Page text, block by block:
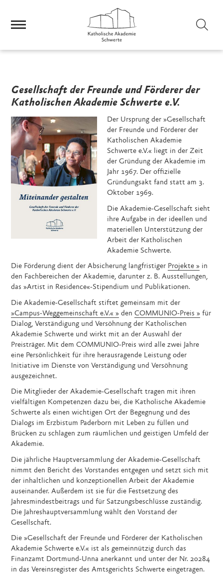
Gesellschaft der Freunde und Förderer der
Katholischen Akademie Schwerte e.V.
Der Ursprung der »Gesellschaft
der Freunde und Förderer der
Katholischen Akademie
Schwerte e.V.« liegt in der Zeit
der Gründung der Akademie im
Jahr 1967. Der offizielle
Gründungsakt fand statt am 3.
Oktober 1969.
Die Akademie-Gesellschaft sieht
ihre Aufgabe in der ideellen und
materiellen Unterstützung der
Arbeit der Katholischen
Akademie Schwerte.
Die Förderung dient der Absicherung langfristiger Projekte
in
den Fachbereichen der Akademie, darunter z. B. Ausstellungen,
das »Artist in Residence«-Stipendium und Publikationen.
Die Akademie-Gesellschaft stiftet gemeinsam mit der
»Campus-Weggemeinschaft e.V.«
denCOMMUNIO-Preis
für
Dialog, Verständigung und Versöhnung der Katholischen
Akademie Schwerte und wirkt mit an der Auswahl der
Preisträger. Mit dem COMMUNIO-Preis wird alle zwei Jahre
eine Persönlichkeit für ihre herausragende Leistung oder
Initiative im Dienste von Verständigung und Versöhnung
ausgezeichnet.
Die Mitglieder der Akademie-Gesellschaft tragen mit ihren
vielfältigen Kompetenzen dazu bei, die Katholische Akademie
Schwerte als einen wichtigen Ort der Begegnung und des
Dialogs im Erzbistum Paderborn mit Leben zu füllen und
Brücken zu schlagen zum räumlichen und geistigen Umfeld der
Akademie.
Die jährliche Hauptversammlung der Akademie-Gesellschaft
nimmt den Bericht des Vorstandes entgegen und setzt sich mit
der inhaltlichen und konzeptionellen Arbeit der Akademie
auseinander. Außerdem ist sie für die Festsetzung des
Jahresmindestbeitrags und für Satzungsbeschlüsse zuständig.
Die Jahreshauptversammlung wählt den Vorstand der
Gesellschaft.
Die »Gesellschaft der Freunde und Förderer der Katholischen
Akademie Schwerte e.V.« ist als gemeinnützig durch das
Finanzamt Dortmund-Unna anerkannt und unter der Nr. 20284
in das Vereinsregister des Amtsgerichts Schwerte eingetragen.